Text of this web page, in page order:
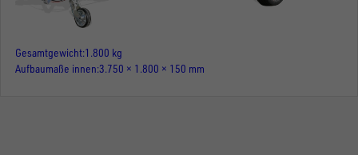
Gesamtgewicht 1.800 kg
Aufbaumaße innen 3.750 × 1.800 × 150 mm